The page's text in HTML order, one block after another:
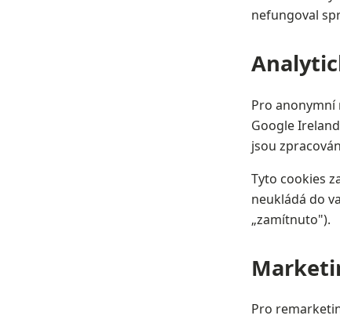
nefungoval
Pro anonymní
Google
jsou
Tyto cookies
neukládá do
„zamítnuto").
Pro